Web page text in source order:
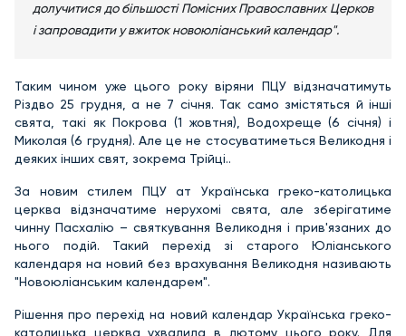
долучитися до більшості Помісних Православних Церков
і запровадити у вжиток новоюліанський календар".
Таким чином уже цього року віряни ПЦУ відзначатимуть
Різдво 25 грудня, а не 7 січня. Так само змістяться й інші
свята, такі як Покрова (1 жовтня), Водохреще (6 січня) і
Миколая (6 грудня). Але це не стосуватиметься Великодня і
деяких інших свят, зокрема Трійці..
За новим стилем ПЦУ ат Українська греко-католицька
церква відзначатиме нерухомі свята, але зберігатиме
чинну Пасхалію – святкування Великодня і прив'язаних до
нього подій. Такий перехід зі старого Юліанського
календаря на новий без врахування Великодня називають
"Новоюліанським календарем".
Рішення про перехід на новий календар Українська греко-
католицька церква ухвалила в лютому цього року. Для